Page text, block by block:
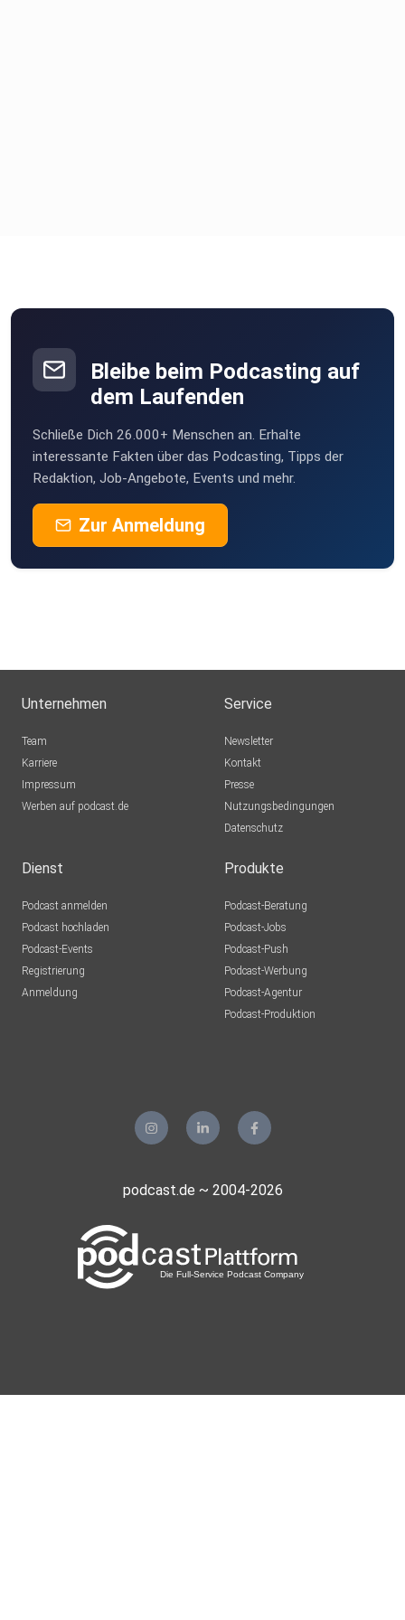
Bleibe beim Podcasting auf
dem Laufenden
Schließe Dich 26.000+ Menschen an. Erhalte
interessante Fakten über das Podcasting, Tipps der
Redaktion, Job-Angebote, Events und mehr.
Zur Anmeldung
Unternehmen
Team
Karriere
Impressum
Werben auf podcast.de
Service
Newsletter
Kontakt
Presse
Nutzungsbedingungen
Datenschutz
Dienst
Podcast anmelden
Podcast hochladen
Podcast-Events
Registrierung
Anmeldung
Produkte
Podcast-Beratung
Podcast-Jobs
Podcast-Push
Podcast-Werbung
Podcast-Agentur
Podcast-Produktion
podcast.de ~ 2004-2026